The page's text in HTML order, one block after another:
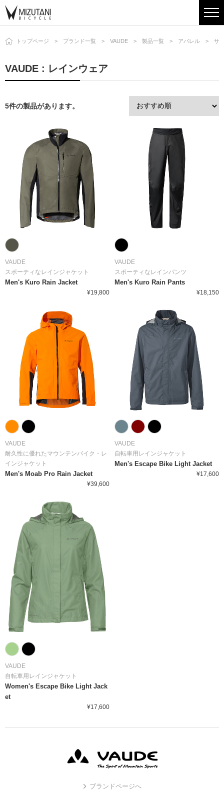
トップページ ブランド一覧 VAUDE 製品一覧 アパレル サ
VAUDE : レインウェア
5件の製品があります。
VAUDE
スポーティなレインジャケット
Men's Kuro Rain Jacket
¥19,800
VAUDE
スポーティなレインパンツ
Men's Kuro Rain Pants
¥18,150
VAUDE
耐久性に優れたマウンテンバイク・レ
インジャケット
Men's Moab Pro Rain Jacket
¥39,600
VAUDE
自転車用レインジャケット
Men's Escape Bike Light Jacket
¥17,600
VAUDE
自転車用レインジャケット
Women's Escape Bike Light Jack
et
¥17,600
ブランドページへ